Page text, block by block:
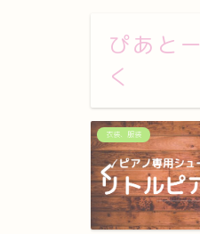
ぴあとー
く
衣装、服装